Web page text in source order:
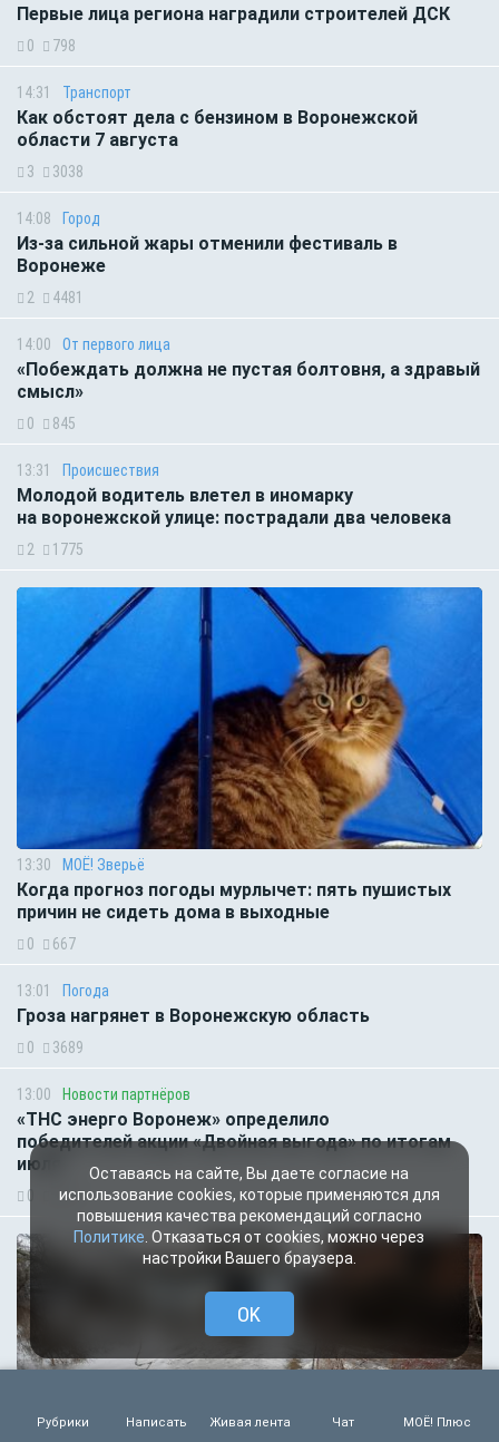
Первые лица региона наградили строителей ДСК
0 798
14:31 Транспорт
Как обстоят дела с бензином в Воронежской
области 7 августа
3 3038
14:08 Город
Из-за сильной жары отменили фестиваль в
Воронеже
2 4481
14:00 От первого лица
«Побеждать должна не пустая болтовня, а здравый
смысл»
0 845
13:31 Происшествия
Молодой водитель влетел в иномарку
на воронежской улице: пострадали два человека
2 1775
13:30 МОЁ! Зверьё
Когда прогноз погоды мурлычет: пять пушистых
причин не сидеть дома в выходные
0 667
13:01 Погода
Гроза нагрянет в Воронежскую область
0 3689
13:00 Новости партнёров
«ТНС энерго Воронеж» определило
победителей акции «Двойная выгода» по итогам
июля
0 410
Рубрики Написать Живая лента Чат МОЁ! Плюс
Оставаясь на сайте, Вы даете согласие на
использование cookies, которые применяются для
повышения качества рекомендаций согласно
Политике . Отказаться от cookies, можно через
настройки Вашего браузера.
OK